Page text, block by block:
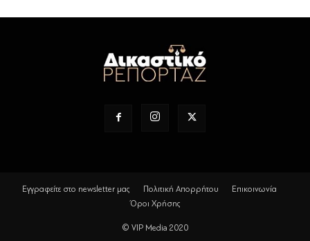
Εγγραφείτε στο newsletter μας Πολιτική Απορρήτου
Επικοινωνία
Όροι Χρήσης
© VIP Media 2020